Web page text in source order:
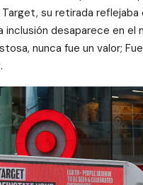
su retirada reflejaba
inclusión desaparece en el
nunca fue un valor;